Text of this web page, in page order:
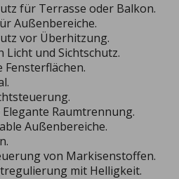
für Terrasse oder Balkon.
Außenbereiche.
vor Überhitzung.
Licht und Sichtschutz.
Fensterflächen.
Elegante Raumtrennung.
Außenbereiche.
von Markisenstoffen.
mit Helligkeit.